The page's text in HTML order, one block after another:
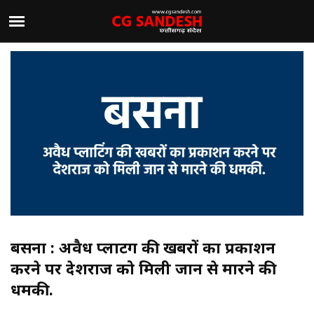
बसना : अवैध प्लाटिंग की खबरों का प्रकाशन
करने पर देशराज को मिली जान से मारने की
धमकी.